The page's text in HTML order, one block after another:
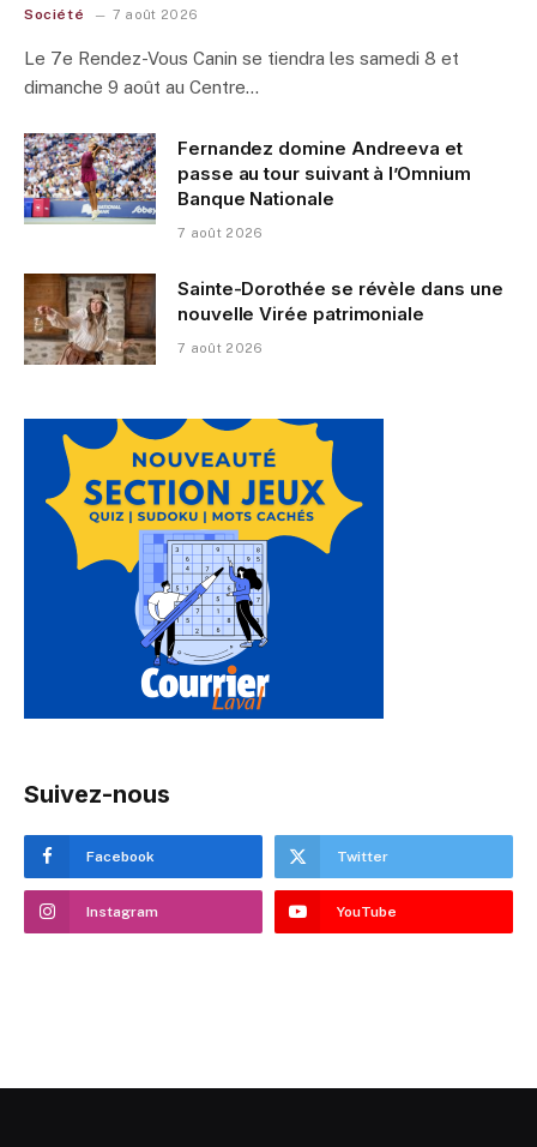
Société 7 août 2026
Le 7e Rendez-Vous Canin se tiendra les samedi 8 et
dimanche 9 août au Centre…
Fernandez domine Andreeva et
passe au tour suivant à l’Omnium
Banque Nationale
7 août 2026
Sainte-Dorothée se révèle dans une
nouvelle Virée patrimoniale
7 août 2026
Suivez-nous
Facebook Twitter
Instagram YouTube